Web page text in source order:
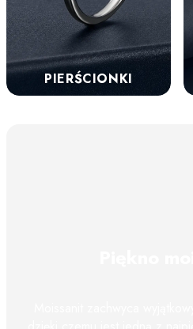
PIERŚCIONKI